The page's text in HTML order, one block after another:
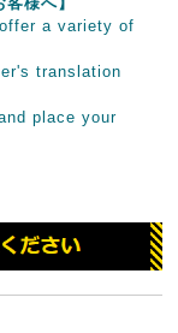
a variety of
translation
place your